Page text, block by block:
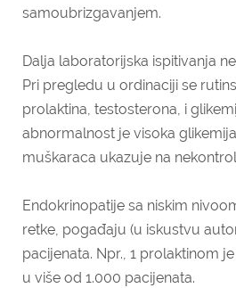
samoubrizgavanjem.
Dalja laboratorijska ispitivanja
Pri pregledu u ordinaciji se
prolaktina, testosterona, i
abnormalnost je visoka
muškaraca ukazuje na
Endokrinopatije sa niskim
retke, pogađaju (u iskustvu
pacijenata. Npr., 1 prolaktinom
u više od 1.000 pacijenata.